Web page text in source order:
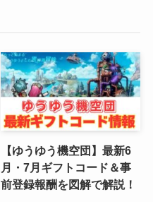
【ゆうゆう機空団】最新6
月・7月ギフトコード＆事
前登録報酬を図解で解説！